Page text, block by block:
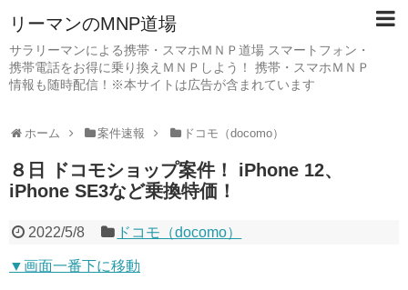
リーマンのMNP道場
サラリーマンによる携帯・スマホＭＮＰ道場 スマートフォン・
携帯電話をお得に乗り換えＭＮＰしよう！ 携帯・スマホＭＮＰ
情報も随時配信！※本サイトは広告が含まれています
ホーム 案件速報 ドコモ（docomo）
８日 ドコモショップ案件！ iPhone 12、
iPhone SE3など乗換特価！
2022/5/8 ドコモ（docomo）
▼画面一番下に移動